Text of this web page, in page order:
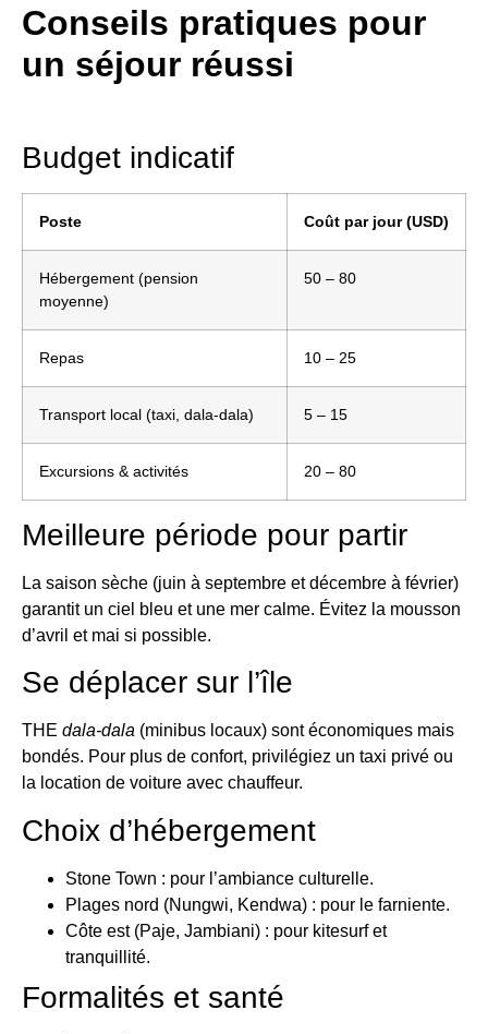
Conseils pratiques pour
un séjour réussi
Budget indicatif
Poste Coût par jour (USD)
Hébergement (pension
moyenne)
50 – 80
Repas 10 – 25
Transport local (taxi, dala-dala) 5 – 15
Excursions & activités 20 – 80
Meilleure période pour partir
La saison sèche (juin à septembre et décembre à février)
garantit un ciel bleu et une mer calme. Évitez la mousson
d’avril et mai si possible.
Se déplacer sur l’île
THE dala-dala (minibus locaux) sont économiques mais
bondés. Pour plus de confort, privilégiez un taxi privé ou
la location de voiture avec chauffeur.
Choix d’hébergement
Stone Town : pour l’ambiance culturelle.
Plages nord (Nungwi, Kendwa) : pour le farniente.
Côte est (Paje, Jambiani) : pour kitesurf et
tranquillité.
Formalités et santé